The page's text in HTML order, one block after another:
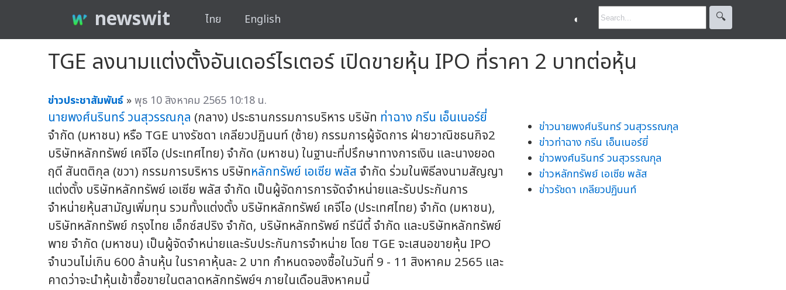
newswit ไทย English ◐ 🔍︎
TGE ลงนามแต่งตั้งอันเดอร์ไรเตอร์ เปิดขายหุ้น IPO ที่ราคา 2 บาทต่อหุ้น
ข่าวประชาสัมพันธ์ »พุธ 10 สิงหาคม 2565 10:18 น.
นายพงศ์นรินทร์ วนสุวรรณกุล (กลาง) ประธานกรรมการบริหาร บริษัท ท่าฉาง กรีน เอ็นเนอร์ยี่
จำกัด (มหาชน) หรือ TGE นางรัชดา เกลียวปฏินนท์ (ซ้าย) กรรมการผู้จัดการ ฝ่ายวาณิชธนกิจ2
บริษัทหลักทรัพย์ เคจีไอ (ประเทศไทย) จำกัด (มหาชน) ในฐานะที่ปรึกษาทางการเงิน และนางยอด
ฤดี สันตติกุล (ขวา) กรรมการบริหาร บริษัทหลักทรัพย์ เอเซีย พลัสจำกัด ร่วมในพิธีลงนามสัญญา
แต่งตั้ง บริษัทหลักทรัพย์ เอเซีย พลัส จำกัด เป็นผู้จัดการการจัดจำหน่ายและรับประกันการ
จำหน่ายหุ้นสามัญเพิ่มทุน รวมทั้งแต่งตั้ง บริษัทหลักทรัพย์ เคจีไอ (ประเทศไทย) จำกัด (มหาชน),
บริษัทหลักทรัพย์ กรุงไทย เอ็กซ์สปริง จำกัด, บริษัทหลักทรัพย์ ทรีนีตี้ จำกัด และบริษัทหลักทรัพย์
พาย จำกัด (มหาชน) เป็นผู้จัดจำหน่ายและรับประกันการจำหน่าย โดย TGE จะเสนอขายหุ้น IPO
จำนวนไม่เกิน 600 ล้านหุ้น ในราคาหุ้นละ 2 บาท กำหนดจองซื้อในวันที่ 9 - 11 สิงหาคม 2565 และ
คาดว่าจะนำหุ้นเข้าซื้อขายในตลาดหลักทรัพย์ฯ ภายในเดือนสิงหาคมนี้
ข่าวนายพงศ์นรินทร์ วนสุวรรณกุล
ข่าวท่าฉาง กรีน เอ็นเนอร์ยี่
ข่าวพงศ์นรินทร์ วนสุวรรณกุล
ข่าวหลักทรัพย์ เอเซีย พลัส
ข่าวรัชดา เกลียวปฏินนท์